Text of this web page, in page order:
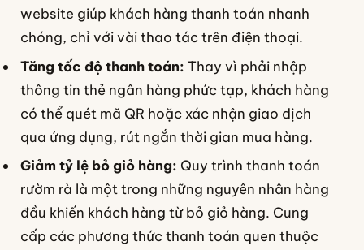
website giúp khách hàng thanh toán nhanh
chóng, chỉ với vài thao tác trên điện thoại.
Tăng tốc độ thanh toán: Thay vì phải nhập
thông tin thẻ ngân hàng phức tạp, khách hàng
có thể quét mã QR hoặc xác nhận giao dịch
qua ứng dụng, rút ngắn thời gian mua hàng.
Giảm tỷ lệ bỏ giỏ hàng: Quy trình thanh toán
rườm rà là một trong những nguyên nhân hàng
đầu khiến khách hàng từ bỏ giỏ hàng. Cung
cấp các phương thức thanh toán quen thuộc